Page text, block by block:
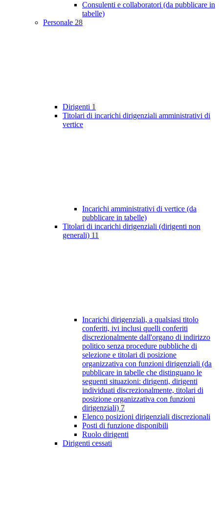
Consulenti e collaboratori (da pubblicare in
tabelle)
Personale 28
Dirigenti 1
Titolari di incarichi dirigenziali amministrativi di
vertice
Incarichi amministrativi di vertice (da
pubblicare in tabelle)
Titolari di incarichi dirigenziali (dirigenti non
generali) 11
Incarichi dirigenziali, a qualsiasi titolo
conferiti, ivi inclusi quelli conferiti
discrezionalmente dall'organo di indirizzo
politico senza procedure pubbliche di
selezione e titolari di posizione
organizzativa con funzioni dirigenziali (da
pubblicare in tabelle che distinguano le
seguenti situazioni: dirigenti, dirigenti
individuati discrezionalmente, titolari di
posizione organizzativa con funzioni
dirigenziali) 7
Elenco posizioni dirigenziali discrezionali
Posti di funzione disponibili
Ruolo dirigenti
Dirigenti cessati